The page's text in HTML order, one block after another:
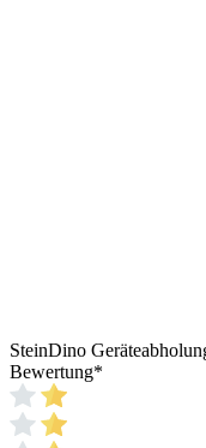
SteinDino
Bewertung*